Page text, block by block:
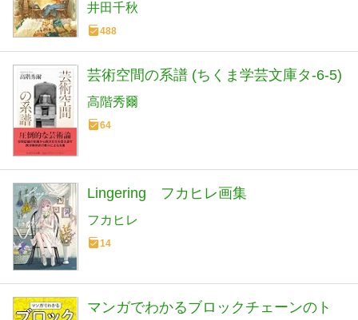
井田千秋
488
芸術空間の系譜 (ちくま学芸文庫タ-6-5)
高階秀爾
64
Lingering フカヒレ画集
フカヒレ
14
マンガでわかるブロックチェーンのト